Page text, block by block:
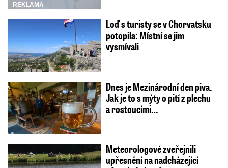
REKLAMA
Loď s turisty se v Chorvatsku
potopila: Místní se jim
vysmívali
Dnes je Mezinárodní den piva.
Jak je to s mýty o pití z plechu
a rostoucími…
Meteorologové zveřejnili
upřesnění na nadcházející